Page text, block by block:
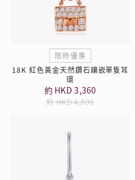
限時優惠
18K 紅色黃金天然鑽石鑲嵌單隻耳
環
約 HKD 3,360
約 HKD 4,800